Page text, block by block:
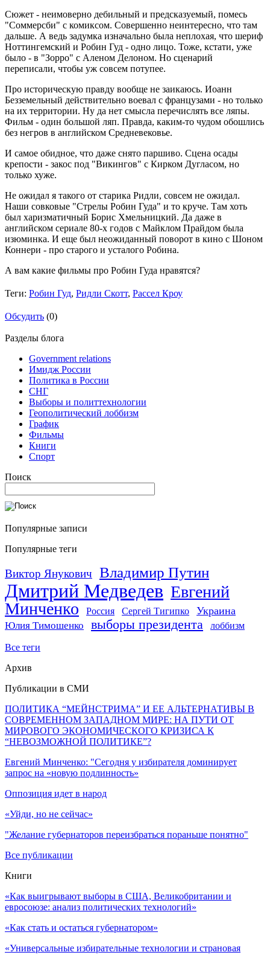
Сюжет - неимоверно дебильный и предсказуемый, помесь
"Соммерсби" с комиксом. Совершенно неинтересно, что там
дальше. А ведь задумка изначально была неплохая, что шериф
Ноттингемский и Робин Гуд - одно лицо. Тоже, кстати, уже
было - в "Зорро" с Аленом Делоном. Но сценарий
переписали, чтобы уж совсем потупее.
Про историческую правду вообще не заикаюсь. Иоанн
Безземельный действительно воевал с французами - но только
на их территории. Ну да нет смысла перечислять все ляпы.
Фильм - один большой ляп. Правда, каким-то чудом обошлись
без негров в английском Средневековье.
И самое обидное, что даже снято паршиво. Сцена осады
крепости - закос под "Викингов" с Кирком Дугласом, но
только хуже.
Не ожидал я такого от старика Ридли, совсем не ожидал.
Наши совковые "Стрелы Робин Гуда" и то круче. Там хоть
был харизматичный Борис Хмельницкий. Да даже в
английском сериале 80-х годов с Майклом Прайдом была
изюминка. И еще был неожиданный поворот в кино с Шоном
Коннери - про старого и усталого Робина.
А вам какие фильмы про Робин Гуда нравятся?
Теги: Робин Гуд, Ридли Скотт, Рассел Кроу
Обсудить (0)
Разделы блога
Government relations
Имидж России
Политика в России
СНГ
Выборы и политтехнологии
Геополитический лоббизм
График
Фильмы
Книги
Спорт
Поиск
Популярные записи
Популярные теги
Виктор Янукович Владимир Путин
Дмитрий Медведев Евгений
Минченко
Россия Сергей Тигипко Украина
Юлия Тимошенко выборы президента лоббизм
Все теги
Архив
Публикации в СМИ
ПОЛИТИКА “МЕЙНСТРИМА” И ЕЕ АЛЬТЕРНАТИВЫ В
СОВРЕМЕННОМ ЗАПАДНОМ МИРЕ: НА ПУТИ ОТ
МИРОВОГО ЭКОНОМИЧЕСКОГО КРИЗИСА К
“НЕВОЗМОЖНОЙ ПОЛИТИКЕ”?
Евгений Минченко: "Сегодня у избирателя доминирует
запрос на «новую подлинность»
Оппозиция идет в народ
«Уйди, но не сейчас»
"Желание губернаторов переизбраться пораньше понятно"
Все публикации
Книги
«Как выигрывают выборы в США, Великобритании и
евросоюзе: анализ политических технологий»
«Как стать и остаться губернатором»
«Универсальные избирательные технологии и страновая